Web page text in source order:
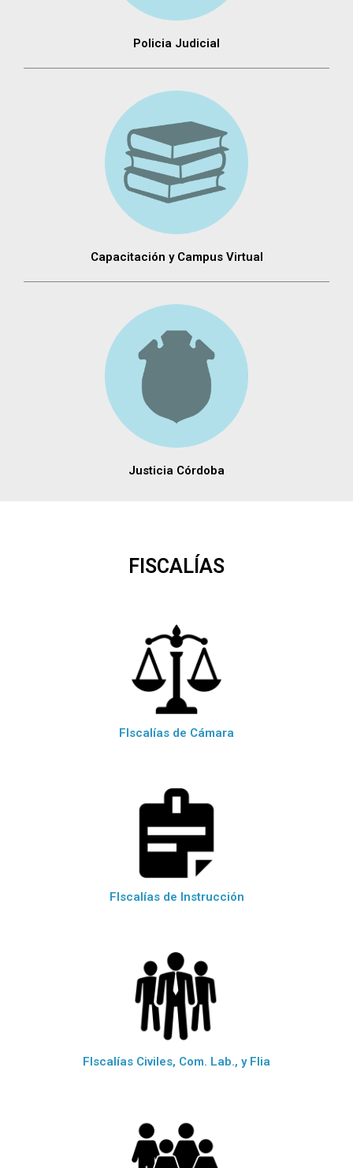
Policia Judicial
Capacitación y Campus Virtual
Justicia Córdoba
FISCALÍAS
FIscalías de Cámara
FIscalías de Instrucción
FIscalías Civiles, Com. Lab., y Flia